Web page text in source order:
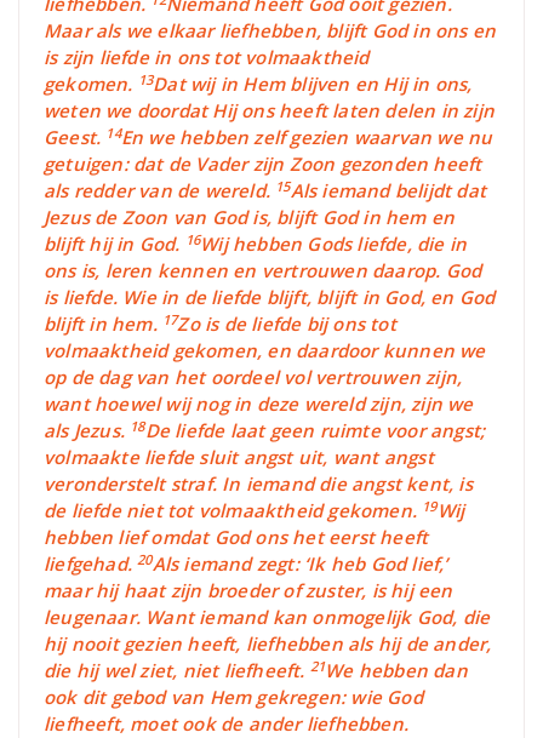
Maar als we elkaar liefhebben, blijft God in ons en
is zijn liefde in ons tot volmaaktheid
gekomen. 13Dat wij in Hem blijven en Hij in ons,
weten we doordat Hij ons heeft laten delen in zijn
Geest. 14En we hebben zelf gezien waarvan we nu
getuigen: dat de Vader zijn Zoon gezonden heeft
als redder van de wereld. 15Als iemand belijdt dat
Jezus de Zoon van God is, blijft God in hem en
blijft hij in God. 16Wij hebben Gods liefde, die in
ons is, leren kennen en vertrouwen daarop. God
is liefde. Wie in de liefde blijft, blijft in God, en God
blijft in hem. 17Zo is de liefde bij ons tot
volmaaktheid gekomen, en daardoor kunnen we
op de dag van het oordeel vol vertrouwen zijn,
want hoewel wij nog in deze wereld zijn, zijn we
als Jezus. 18De liefde laat geen ruimte voor angst;
volmaakte liefde sluit angst uit, want angst
veronderstelt straf. In iemand die angst kent, is
de liefde niet tot volmaaktheid gekomen. 19Wij
hebben lief omdat God ons het eerst heeft
liefgehad.20Als iemand zegt: ‘Ik heb God lief,’
maar hij haat zijn broeder of zuster, is hij een
leugenaar. Want iemand kan onmogelijk God, die
hij nooit gezien heeft, liefhebben als hij de ander,
die hij wel ziet, niet liefheeft. 21We hebben dan
ook dit gebod van Hem gekregen: wie God
liefheeft, moet ook de ander liefhebben.